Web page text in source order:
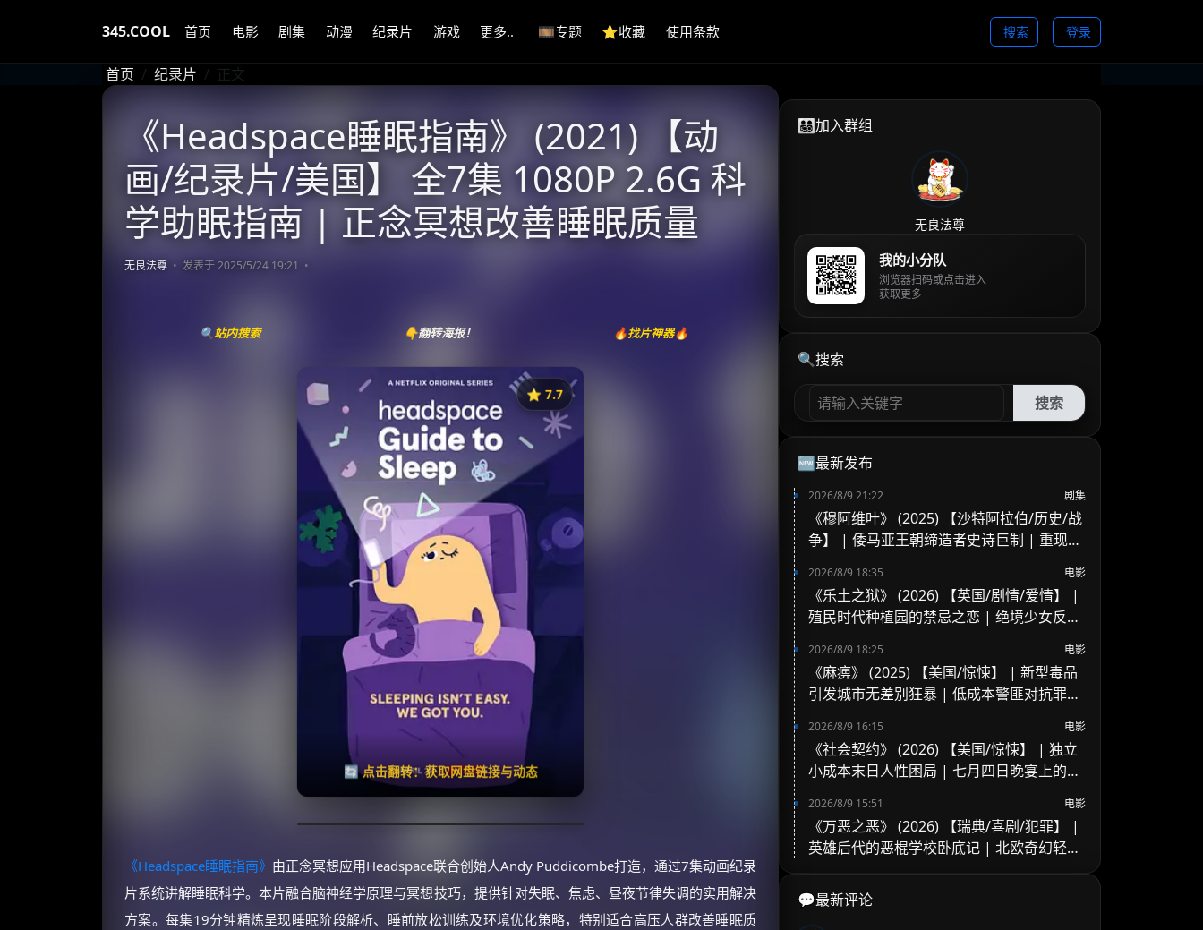
345.COOL 首页 电影 剧集 动漫 纪录片 游戏 更多.. 🎞️专题 ⭐️收藏 使用条款 搜索 登录
首页 纪录片 正文
《Headspace睡眠指南》 (2021) 【动
画/纪录片/美国】 全7集 1080P 2.6G 科
学助眠指南 | 正念冥想改善睡眠质量
无良法尊 发表于 2025/5/24 19:21
🔍站内搜索 👇翻转海报！ 🔥找片神器🔥
⭐️ 7.7
🔄 点击翻转：获取网盘链接与动态
《Headspace睡眠指南》
⭐
⭐️ 评分：7.7 | 🎬 2021年
✅ 已完结
夸克网盘
失效请反馈
🧧️
天天领红包
《Headspace睡眠指南》 由正念冥想应用Headspace联合创始人Andy Puddicombe打造，通过7集动画纪录
片系统讲解睡眠科学​。本片融合脑神经学原理与冥想技巧，提供针对失眠、焦虑、昼夜节律失调的实用解决
方案​。每集19分钟精炼呈现睡眠阶段解析、睡前放松训练及环境优化策略，特别适合高压人群改善睡眠质
👨‍👩‍👧‍👦加入群组
无良法尊
我的小分队
浏览器扫码或点击进入
获取更多
🔍搜索
搜索
🆕最新发布
2026/8/9 21:22 剧集
《穆阿维叶》 (2025) 【沙特阿拉伯/历史/战
争】 | 倭马亚王朝缔造者史诗巨制 | 重现伊
2026/8/9 18:35 电影
《乐土之狱》 (2026) 【英国/剧情/爱情】 |
殖民时代种植园的禁忌之恋 | 绝境少女反抗
2026/8/9 18:25 电影
《麻痹》 (2025) 【美国/惊悚】 | 新型毒品
引发城市无差别狂暴 | 低成本警匪对抗罪恶
2026/8/9 16:15 电影
《社会契约》 (2026) 【美国/惊悚】 | 独立
小成本末日人性困局 | 七月四日晚宴上的生
2026/8/9 15:51 电影
《万恶之恶》 (2026) 【瑞典/喜剧/犯罪】 |
英雄后代的恶棍学校卧底记 | 北欧奇幻轻喜
💬最新评论